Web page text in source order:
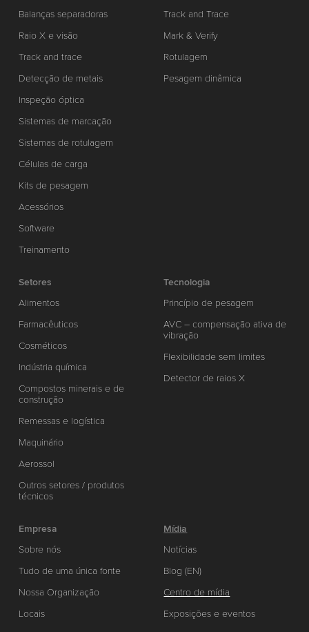
Balanças separadoras
Raio X e visão
Track and trace
Detecção de metais
Inspeção óptica
Sistemas de marcação
Sistemas de rotulagem
Células de carga
Kits de pesagem
Acessórios
Software
Treinamento
Track and Trace
Mark & Verify
Rotulagem
Pesagem dinâmica
Setores
Alimentos
Farmacêuticos
Cosméticos
Indústria química
Compostos minerais e de
construção
Remessas e logística
Maquinário
Aerossol
Outros setores / produtos
técnicos
Tecnologia
Princípio de pesagem
AVC – compensação ativa de
vibração
Flexibilidade sem limites
Detector de raios X
Empresa
Sobre nós
Tudo de uma única fonte
Nossa Organização
Locais
Mídia
Notícias
Blog (EN)
Centro de mídia
Exposições e eventos